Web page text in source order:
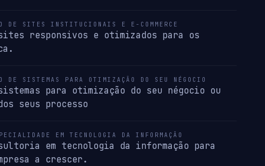
DE SITES INSTITUCIONAIS E E-COMMERCE
sites responsivos e otimizados para os
DE SISTEMAS PARA OTIMIZAÇÃO DO SEU NÉGOCIO
sistemas para otimização do seu négocio ou
seus processo
EM TECNOLOGIA DA INFORMAÇÃO
em tecnologia da informação para
a crescer.